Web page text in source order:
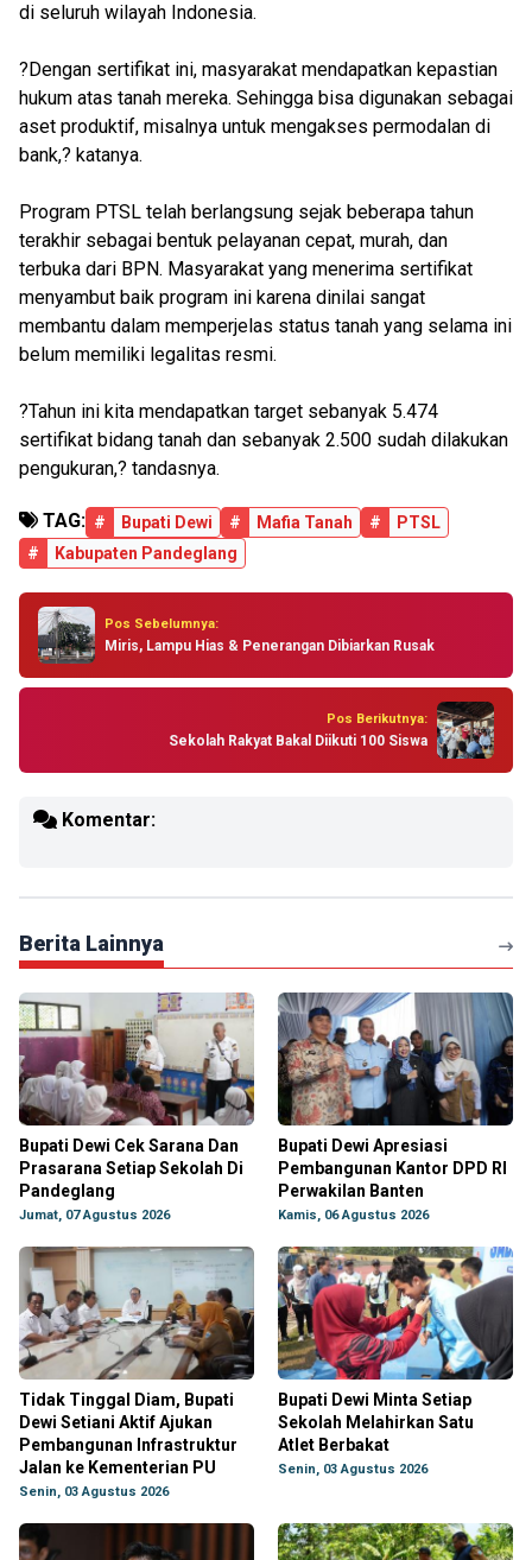
di seluruh wilayah Indonesia.
?Dengan sertifikat ini, masyarakat mendapatkan kepastian
hukum atas tanah mereka. Sehingga bisa digunakan sebagai
aset produktif, misalnya untuk mengakses permodalan di
bank,? katanya.
Program PTSL telah berlangsung sejak beberapa tahun
terakhir sebagai bentuk pelayanan cepat, murah, dan
terbuka dari BPN. Masyarakat yang menerima sertifikat
menyambut baik program ini karena dinilai sangat
membantu dalam memperjelas status tanah yang selama ini
belum memiliki legalitas resmi.
?Tahun ini kita mendapatkan target sebanyak 5.474
sertifikat bidang tanah dan sebanyak 2.500 sudah dilakukan
pengukuran,? tandasnya.
TAG: # Bupati Dewi # Mafia Tanah #
PTSL
#
Kabupaten Pandeglang
Pos Sebelumnya:
Miris, Lampu Hias & Penerangan Dibiarkan Rusak
Pos Berikutnya:
Sekolah Rakyat Bakal Diikuti 100 Siswa
Komentar:
Berita Lainnya
Bupati Dewi Cek Sarana Dan
Prasarana Setiap Sekolah Di
Pandeglang
Jumat, 07 Agustus 2026
Bupati Dewi Apresiasi
Pembangunan Kantor DPD RI
Perwakilan Banten
Kamis, 06 Agustus 2026
Tidak Tinggal Diam, Bupati
Dewi Setiani Aktif Ajukan
Pembangunan Infrastruktur
Jalan ke Kementerian PU
Senin, 03 Agustus 2026
Bupati Dewi Minta Setiap
Sekolah Melahirkan Satu
Atlet Berbakat
Senin, 03 Agustus 2026